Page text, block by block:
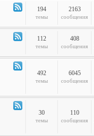
Канал
-
Худграф
194
темы
2163
сообщения
Канал
-
сказал
Мяу?
112
темы
408
сообщения
Канал492
темы
6045
сообщения
30
темы
110
сообщения